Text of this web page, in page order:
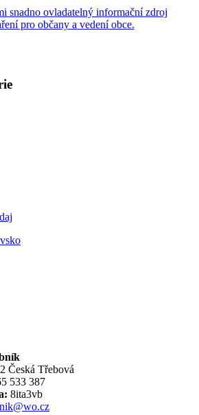
snadno ovladatelný informační zdroj
pro občany a vedení obce.
Česká Třebová
533 387
8ita3vb